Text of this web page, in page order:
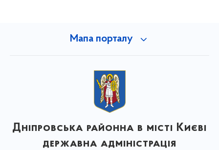
Мапа порталу
Дніпровська районна в місті Києві
державна адміністрація